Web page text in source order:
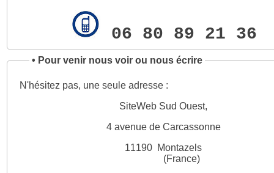
06 80 89 21 36
• Pour venir nous voir ou nous écrire
N'hésitez pas, une seule adresse :
SiteWeb Sud Ouest,
4 avenue de Carcassonne
11190 Montazels
(France)